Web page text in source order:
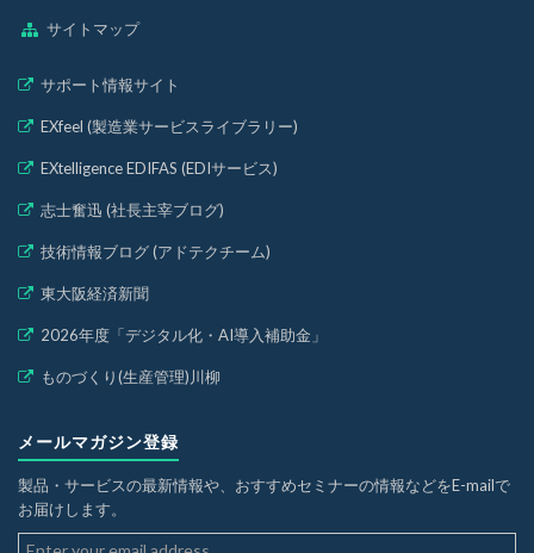
サイトマップ
サポート情報サイト
EXfeel (製造業サービスライブラリー)
EXtelligence EDIFAS (EDIサービス)
志士奮迅 (社長主宰ブログ)
技術情報ブログ (アドテクチーム)
東大阪経済新聞
2026年度「デジタル化・AI導入補助金」
ものづくり(生産管理)川柳
メールマガジン登録
製品・サービスの最新情報や、おすすめセミナーの情報などをE-mailで
お届けします。